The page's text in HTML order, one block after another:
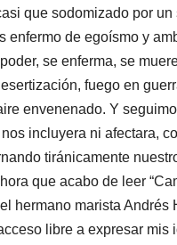
que sodomizado por un
enfermo de egoísmo y
se enferma, se
fuego en
envenenado. Y
incluyera ni afectara,
tiránicamente
que acabo de leer
hermano marista Andrés
libre a expresar mis